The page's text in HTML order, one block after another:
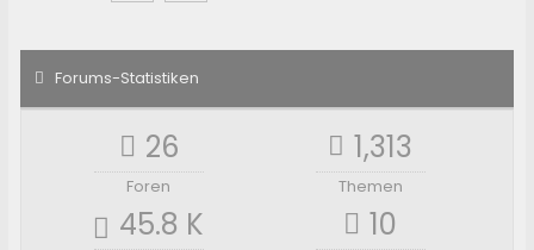
Forums-Statistiken
26
Foren
1,313
Themen
45.8 K 10